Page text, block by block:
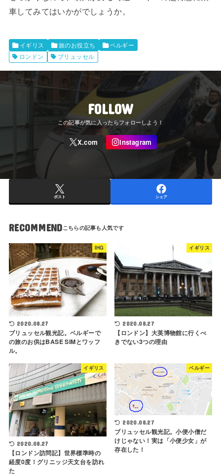
車してみてはいかがでしょうか。
イギリス 旅のお役立ち
ベルギー
ロンドン
ブリュッセル
FOLLOW
ポスト シェア
RECOMMEND
IHG
2020.08.27
ブリュッセル観光記。ベルギーで
の旅のお供はBASE SIMとワッフ
ル。
イギリス
2020.08.27
【ロンドン】大英博物館に行くべ
きでない3つの理由
イギリス
2020.08.27
【ロンドン訪問記】世界標準時の
経度0度！グリニッジ天文台を訪れ
た
ベルギー
2020.08.27
ブリュッセル観光記。小便小僧だ
けじゃない！実は「小便少女」が
存在した！